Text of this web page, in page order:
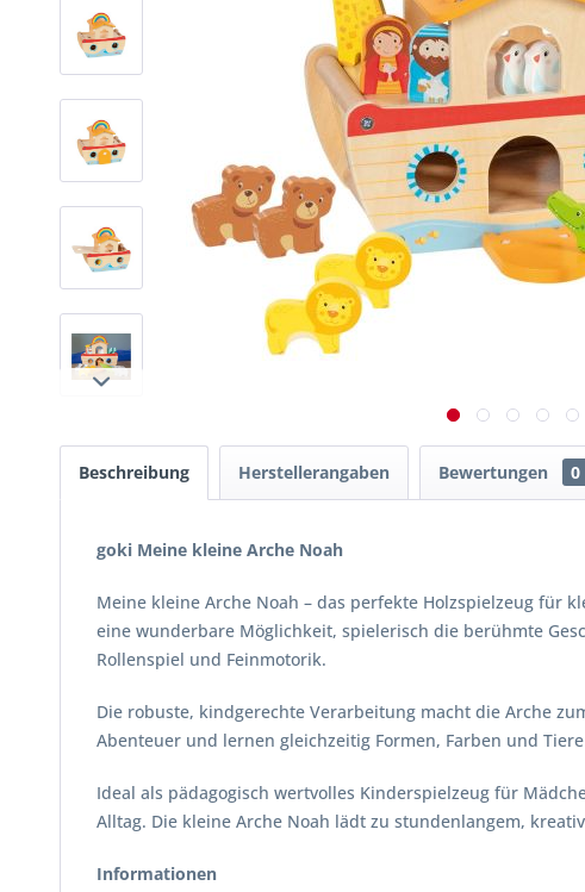
Beschreibung Herstellerangaben Bewertungen 0
goki Meine kleine Arche Noah
Meine kleine Arche Noah – das perfekte Holzspielzeug für
eine wunderbare Möglichkeit, spielerisch die berühmte
Rollenspiel und Feinmotorik.
Die robuste, kindgerechte Verarbeitung macht die Arche
Abenteuer und lernen gleichzeitig Formen, Farben und
Ideal als pädagogisch wertvolles Kinderspielzeug für
Alltag. Die kleine Arche Noah lädt zu stundenlangem,
Informationen